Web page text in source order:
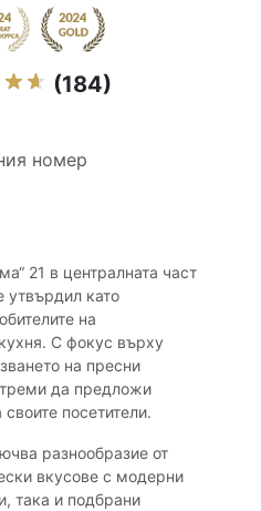
(184)
номер
21 в централната част
утвърдил като
на
С фокус върху
на пресни
да предложи
посетители.
разнообразие от
вкусове с модерни
така и подбрани